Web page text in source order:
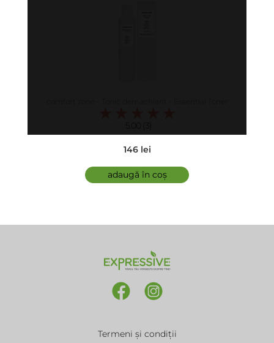
5.00 (3)
146 lei
adaugă în coș
Termeni și condiții